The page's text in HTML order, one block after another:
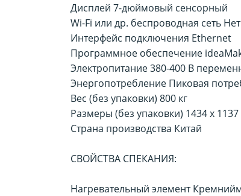
Дисплей 7-дюймовый сенсорный
Wi-Fi или др. беспроводная сеть Нет
Интерфейс подключения Ethernet
Программное обеспечение
Электропитание 380-400 В
Энергопотребление Пиковая
Вес (без упаковки) 800 кг
Размеры (без упаковки) 1434 х
Страна производства Китай
СВОЙСТВА СПЕКАНИЯ:
Нагревательный элемент